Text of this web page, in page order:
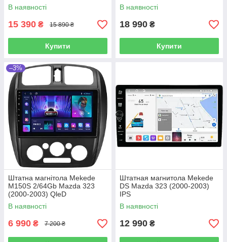
В наявності
15 390 ₴ 15 890 ₴
Купити
В наявності
18 990 ₴
Купити
–3%
Штатна магнітола Mekede
M150S 2/64Gb Mazda 323
(2000-2003) QleD
В наявності
6 990 ₴ 7 200 ₴
Штатная магнитола Mekede
DS Mazda 323 (2000-2003)
IPS
В наявності
12 990 ₴